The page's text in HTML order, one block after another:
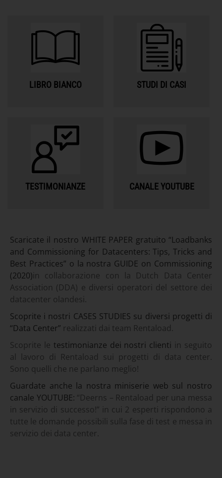
LIBRO BIANCO STUDI DI CASI
TESTIMONIANZE CANALE YOUTUBE
Scaricate il nostro WHITE PAPER gratuito “Loadbanks
and Commissioning for Datacenters: Tips, Tricks and
Best Practices” o la nostra GUIDE on Commissioning
(2020) in collaborazione con la Dutch Data Center
Association (DDA) e diversi operatori del settore dei
datacenter olandesi.
Scoprite i nostri CASES STUDIES su diversi progetti di
“Data Center” realizzati dai team Rentaload.
Scoprite le testimonianze dei nostri clienti in seguito
al lavoro di Rentaload sui progetti di data center.
Sono quelli che ne parlano meglio!
Guardate anche la nostra miniserie web sul nostro
canale YOUTUBE: “Deerns – Rentaload per una messa
in servizio di successo!” in cui 2 esperti rispondono a
tutte le domande possibili sulla fase di test e messa in
servizio dei data center.